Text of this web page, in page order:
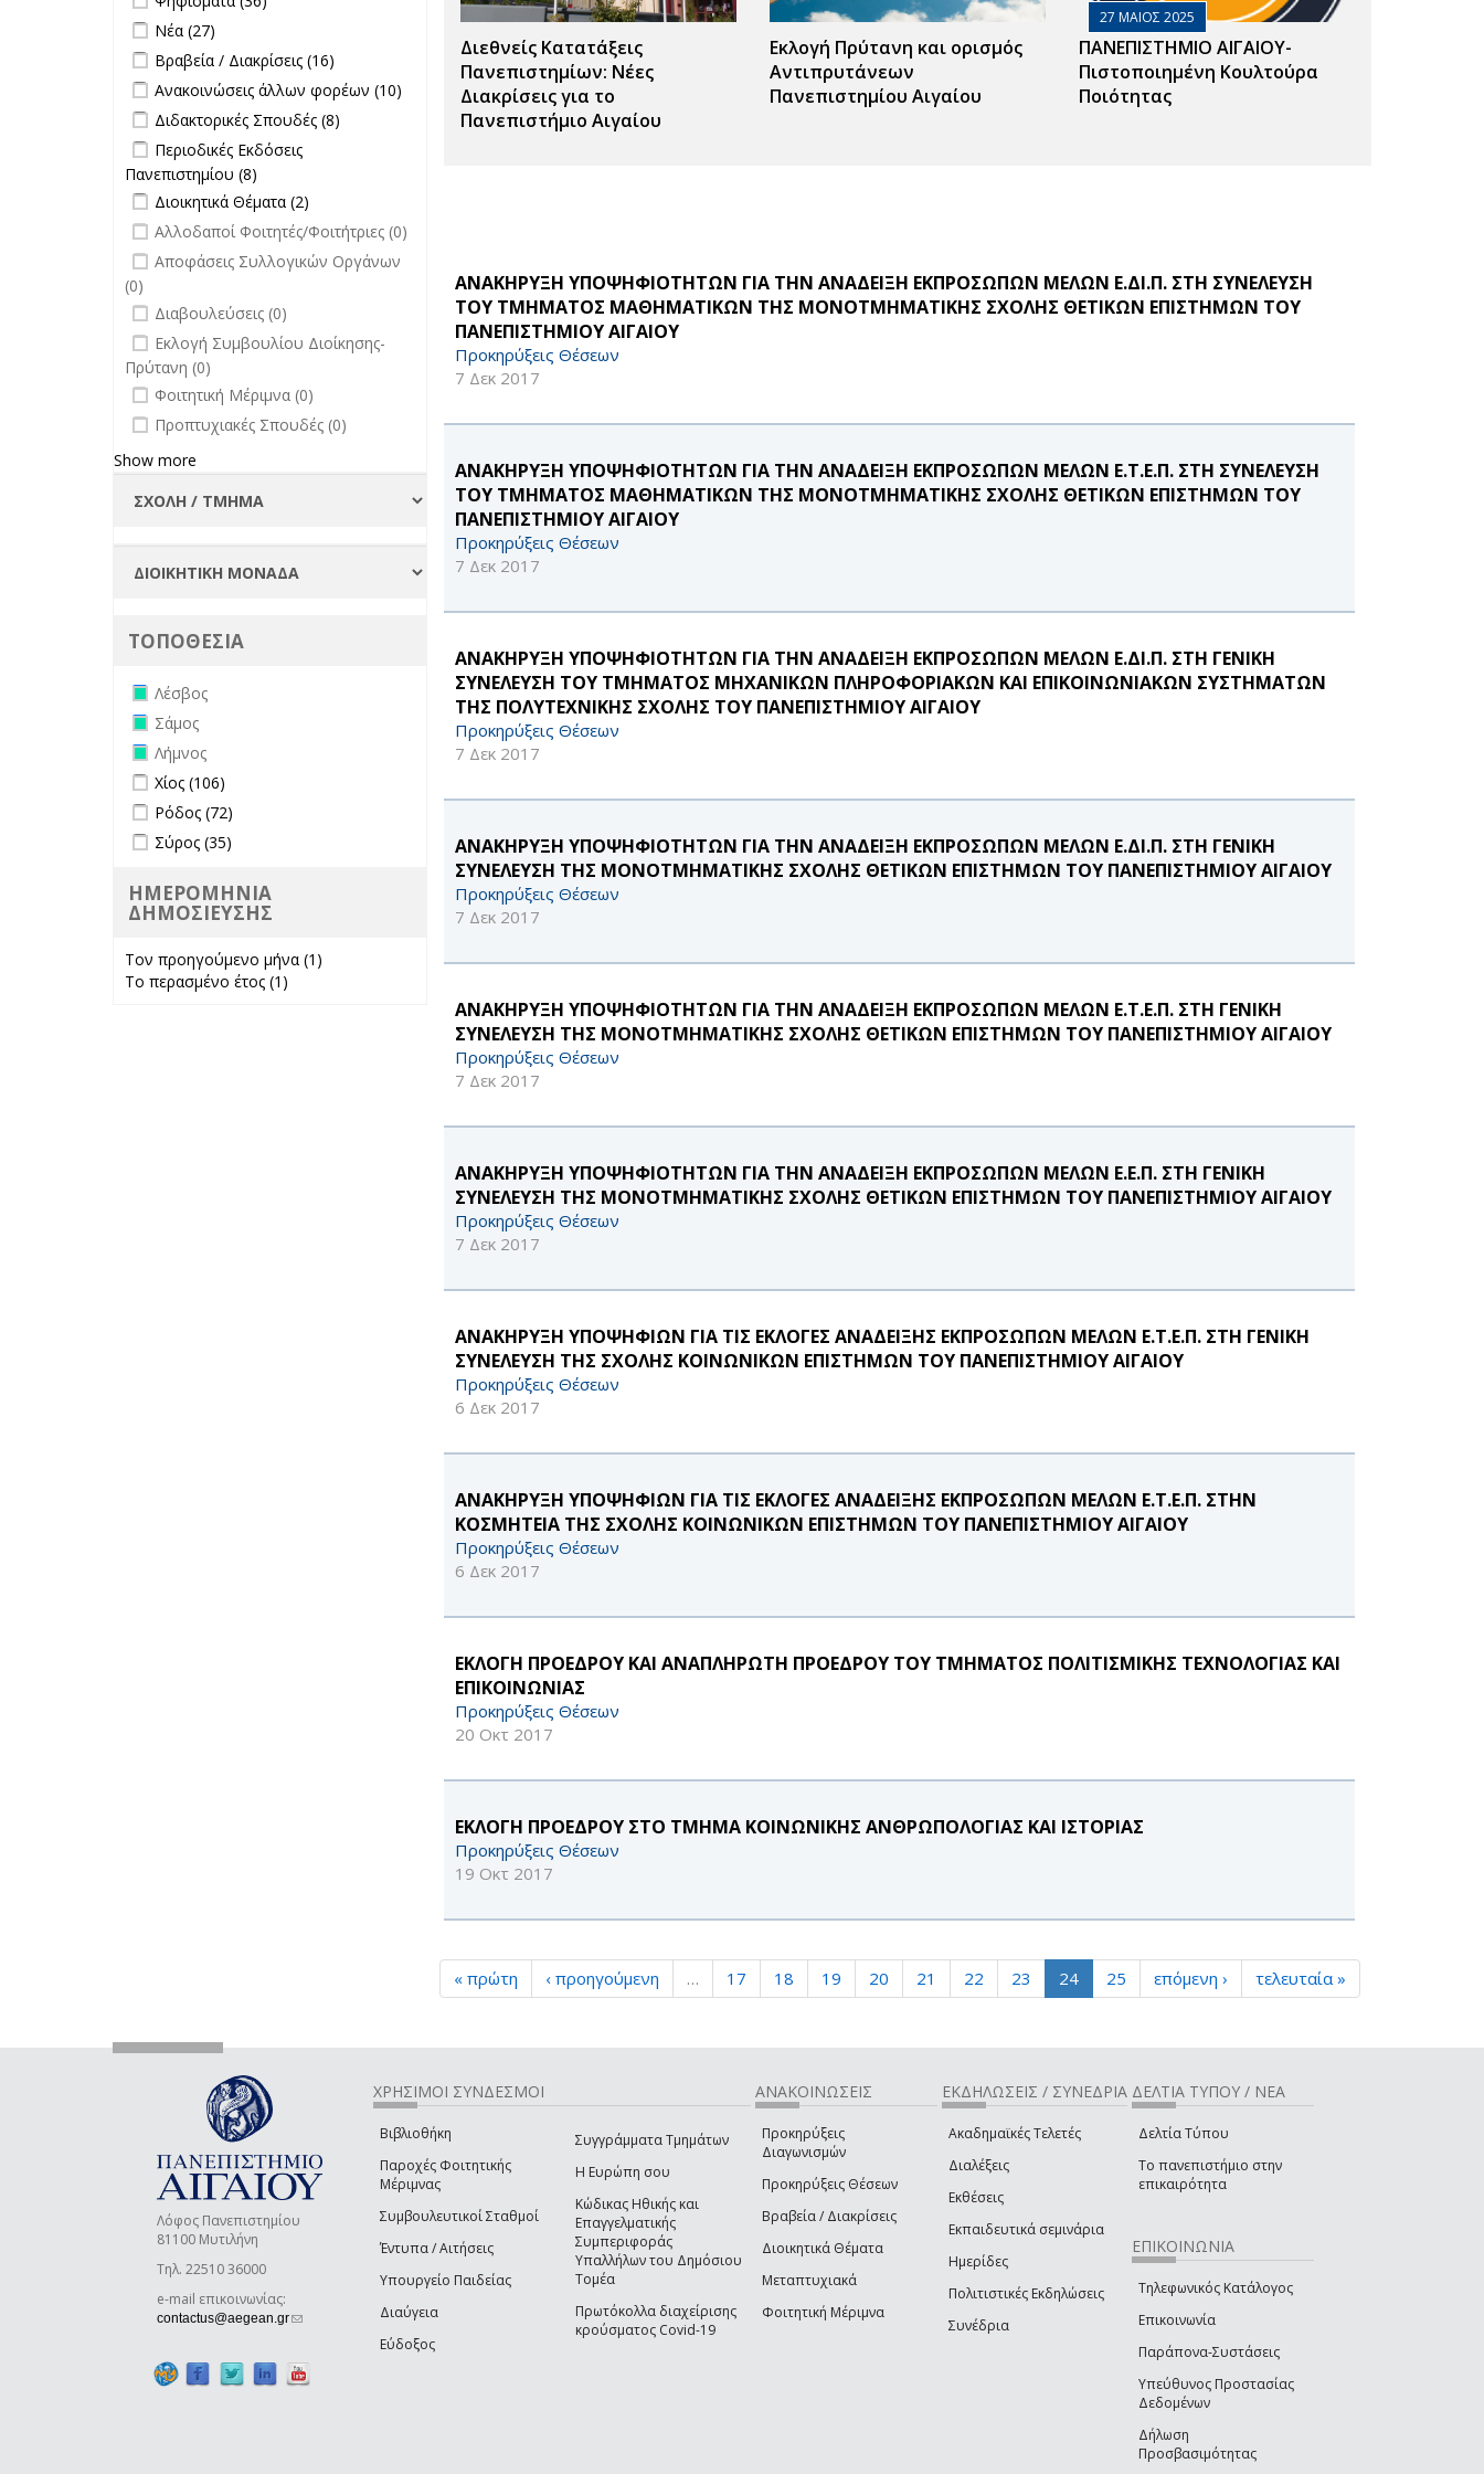
Διεθνείς Κατατάξεις
Πανεπιστημίων: Νέες
Διακρίσεις για το
Πανεπιστήμιο Αιγαίου
Εκλογή Πρύτανη και ορισμός
Αντιπρυτάνεων
Πανεπιστημίου Αιγαίου
27 ΜΑΙΟΣ 2025
ΠΑΝΕΠΙΣΤΗΜΙΟ ΑΙΓΑΙΟΥ-
Πιστοποιημένη Κουλτούρα
Ποιότητας
ΑΝΑΚΗΡΥΞΗ ΥΠΟΨΗΦΙΟΤΗΤΩΝ ΓΙΑ ΤΗΝ ΑΝΑΔΕΙΞΗ ΕΚΠΡΟΣΩΠΩΝ ΜΕΛΩΝ Ε.ΔΙ.Π. ΣΤΗ ΣΥΝΕΛΕΥΣΗ
ΤΟΥ ΤΜΗΜΑΤΟΣ ΜΑΘΗΜΑΤΙΚΩΝ ΤΗΣ ΜΟΝΟΤΜΗΜΑΤΙΚΗΣ ΣΧΟΛΗΣ ΘΕΤΙΚΩΝ ΕΠΙΣΤΗΜΩΝ ΤΟΥ
ΠΑΝΕΠΙΣΤΗΜΙΟΥ ΑΙΓΑΙΟΥ
Προκηρύξεις Θέσεων
7 Δεκ 2017
ΑΝΑΚΗΡΥΞΗ ΥΠΟΨΗΦΙΟΤΗΤΩΝ ΓΙΑ ΤΗΝ ΑΝΑΔΕΙΞΗ ΕΚΠΡΟΣΩΠΩΝ ΜΕΛΩΝ Ε.Τ.Ε.Π. ΣΤΗ ΣΥΝΕΛΕΥΣΗ
ΤΟΥ ΤΜΗΜΑΤΟΣ ΜΑΘΗΜΑΤΙΚΩΝ ΤΗΣ ΜΟΝΟΤΜΗΜΑΤΙΚΗΣ ΣΧΟΛΗΣ ΘΕΤΙΚΩΝ ΕΠΙΣΤΗΜΩΝ ΤΟΥ
ΠΑΝΕΠΙΣΤΗΜΙΟΥ ΑΙΓΑΙΟΥ
Προκηρύξεις Θέσεων
7 Δεκ 2017
ΑΝΑΚΗΡΥΞΗ ΥΠΟΨΗΦΙΟΤΗΤΩΝ ΓΙΑ ΤΗΝ ΑΝΑΔΕΙΞΗ ΕΚΠΡΟΣΩΠΩΝ ΜΕΛΩΝ Ε.ΔΙ.Π. ΣΤΗ ΓΕΝΙΚΗ
ΣΥΝΕΛΕΥΣΗ ΤΟΥ ΤΜΗΜΑΤΟΣ ΜΗΧΑΝΙΚΩΝ ΠΛΗΡΟΦΟΡΙΑΚΩΝ ΚΑΙ ΕΠΙΚΟΙΝΩΝΙΑΚΩΝ ΣΥΣΤΗΜΑΤΩΝ
ΤΗΣ ΠΟΛΥΤΕΧΝΙΚΗΣ ΣΧΟΛΗΣ ΤΟΥ ΠΑΝΕΠΙΣΤΗΜΙΟΥ ΑΙΓΑΙΟΥ
Προκηρύξεις Θέσεων
7 Δεκ 2017
ΑΝΑΚΗΡΥΞΗ ΥΠΟΨΗΦΙΟΤΗΤΩΝ ΓΙΑ ΤΗΝ ΑΝΑΔΕΙΞΗ ΕΚΠΡΟΣΩΠΩΝ ΜΕΛΩΝ Ε.ΔΙ.Π. ΣΤΗ ΓΕΝΙΚΗ
ΣΥΝΕΛΕΥΣΗ ΤΗΣ ΜΟΝΟΤΜΗΜΑΤΙΚΗΣ ΣΧΟΛΗΣ ΘΕΤΙΚΩΝ ΕΠΙΣΤΗΜΩΝ ΤΟΥ ΠΑΝΕΠΙΣΤΗΜΙΟΥ ΑΙΓΑΙΟΥ
Προκηρύξεις Θέσεων
7 Δεκ 2017
ΑΝΑΚΗΡΥΞΗ ΥΠΟΨΗΦΙΟΤΗΤΩΝ ΓΙΑ ΤΗΝ ΑΝΑΔΕΙΞΗ ΕΚΠΡΟΣΩΠΩΝ ΜΕΛΩΝ Ε.Τ.Ε.Π. ΣΤΗ ΓΕΝΙΚΗ
ΣΥΝΕΛΕΥΣΗ ΤΗΣ ΜΟΝΟΤΜΗΜΑΤΙΚΗΣ ΣΧΟΛΗΣ ΘΕΤΙΚΩΝ ΕΠΙΣΤΗΜΩΝ ΤΟΥ ΠΑΝΕΠΙΣΤΗΜΙΟΥ ΑΙΓΑΙΟΥ
Προκηρύξεις Θέσεων
7 Δεκ 2017
ΑΝΑΚΗΡΥΞΗ ΥΠΟΨΗΦΙΟΤΗΤΩΝ ΓΙΑ ΤΗΝ ΑΝΑΔΕΙΞΗ ΕΚΠΡΟΣΩΠΩΝ ΜΕΛΩΝ Ε.Ε.Π. ΣΤΗ ΓΕΝΙΚΗ
ΣΥΝΕΛΕΥΣΗ ΤΗΣ ΜΟΝΟΤΜΗΜΑΤΙΚΗΣ ΣΧΟΛΗΣ ΘΕΤΙΚΩΝ ΕΠΙΣΤΗΜΩΝ ΤΟΥ ΠΑΝΕΠΙΣΤΗΜΙΟΥ ΑΙΓΑΙΟΥ
Προκηρύξεις Θέσεων
7 Δεκ 2017
ΑΝΑΚΗΡΥΞΗ ΥΠΟΨΗΦΙΩΝ ΓΙΑ ΤΙΣ ΕΚΛΟΓΕΣ ΑΝΑΔΕΙΞΗΣ ΕΚΠΡΟΣΩΠΩΝ ΜΕΛΩΝ Ε.Τ.Ε.Π. ΣΤΗ ΓΕΝΙΚΗ
ΣΥΝΕΛΕΥΣΗ ΤΗΣ ΣΧΟΛΗΣ ΚΟΙΝΩΝΙΚΩΝ ΕΠΙΣΤΗΜΩΝ ΤΟΥ ΠΑΝΕΠΙΣΤΗΜΙΟΥ ΑΙΓΑΙΟΥ
Προκηρύξεις Θέσεων
6 Δεκ 2017
ΑΝΑΚΗΡΥΞΗ ΥΠΟΨΗΦΙΩΝ ΓΙΑ ΤΙΣ ΕΚΛΟΓΕΣ ΑΝΑΔΕΙΞΗΣ ΕΚΠΡΟΣΩΠΩΝ ΜΕΛΩΝ Ε.Τ.Ε.Π. ΣΤΗΝ
ΚΟΣΜΗΤΕΙΑ ΤΗΣ ΣΧΟΛΗΣ ΚΟΙΝΩΝΙΚΩΝ ΕΠΙΣΤΗΜΩΝ ΤΟΥ ΠΑΝΕΠΙΣΤΗΜΙΟΥ ΑΙΓΑΙΟΥ
Προκηρύξεις Θέσεων
6 Δεκ 2017
ΕΚΛΟΓΗ ΠΡΟΕΔΡΟΥ ΚΑΙ ΑΝΑΠΛΗΡΩΤΗ ΠΡΟΕΔΡΟΥ ΤΟΥ ΤΜΗΜΑΤΟΣ ΠΟΛΙΤΙΣΜΙΚΗΣ ΤΕΧΝΟΛΟΓΙΑΣ ΚΑΙ
ΕΠΙΚΟΙΝΩΝΙΑΣ
Προκηρύξεις Θέσεων
20 Οκτ 2017
ΕΚΛΟΓΗ ΠΡΟΕΔΡΟΥ ΣΤΟ ΤΜΗΜΑ ΚΟΙΝΩΝΙΚΗΣ ΑΝΘΡΩΠΟΛΟΓΙΑΣ ΚΑΙ ΙΣΤΟΡΙΑΣ
Προκηρύξεις Θέσεων
19 Οκτ 2017
« πρώτη ‹ προηγούμενη … 17 18 19 20 21 22 23 24 25 επόμενη › τελευταία »
Apply Νέα filter
Νέα (27)
Apply Βραβεία / Διακρίσεις filter
Βραβεία / Διακρίσεις (16)
Διακρίσεις
filter
Apply Ανακοινώσεις άλλων φορέων
filter
Ανακοινώσεις άλλων φορέων (10)
Ανακοινώσεις
Apply Διδακτορικές Σπουδές filter
Διδακτορικές Σπουδές (8)
Apply Περιοδικές Εκδόσεις
Πανεπιστημίου filter
Περιοδικές Εκδόσεις
Πανεπιστημίου (8)
Εκδόσεις
Πανεπιστημίου filter
Apply Διοικητικά Θέματα filter
Διοικητικά Θέματα (2)
undefined
Αλλοδαποί Φοιτητές/Φοιτήτριες (0)
undefined
Αποφάσεις Συλλογικών Οργάνων
(0)
undefined
Διαβουλεύσεις (0)
undefined
Εκλογή Συμβουλίου Διοίκησης-
Πρύτανη (0)
undefined
Φοιτητική Μέριμνα (0)
undefined
Προπτυχιακές Σπουδές (0)
Show more
ΤΟΠΟΘΕΣΙΑ
Remove Λέσβος filter
Λέσβος
Remove Σάμος filter
Σάμος
Remove Λήμνος filter
Λήμνος
Apply Χίος filter
Χίος (106)
Apply Ρόδος filter
Ρόδος (72)
Apply Σύρος filter
Σύρος (35)
ΗΜΕΡΟΜΗΝΙΑ
ΔΗΜΟΣΙΕΥΣΗΣ
Τον προηγούμενο μήνα (1)
Το περασμένο έτος (1)
Λόφος Πανεπιστημίου
81100 Μυτιλήνη
Τηλ. 22510 36000
e-mail επικοινωνίας:
contactus@aegean.gr(link sends e-mail)
ΧΡΗΣΙΜΟΙ ΣΥΝΔΕΣΜΟΙ
Βιβλιοθήκη
Παροχές Φοιτητικής
Μέριμνας
Συμβουλευτικοί Σταθμοί
Έντυπα / Αιτήσεις
Υπουργείο Παιδείας
Διαύγεια
Εύδοξος
Συγγράμματα Τμημάτων
Η Ευρώπη σου
Κώδικας Ηθικής και
Επαγγελματικής
Συμπεριφοράς
Υπαλλήλων του Δημόσιου
Τομέα
Πρωτόκολλα διαχείρισης
κρούσματος Covid-19
ΑΝΑΚΟΙΝΩΣΕΙΣ
Προκηρύξεις
Διαγωνισμών
Προκηρύξεις Θέσεων
Βραβεία / Διακρίσεις
Διοικητικά Θέματα
Μεταπτυχιακά
Φοιτητική Μέριμνα
ΕΚΔΗΛΩΣΕΙΣ / ΣΥΝΕΔΡΙΑ
Ακαδημαϊκές Τελετές
Διαλέξεις
Εκθέσεις
Εκπαιδευτικά σεμινάρια
Ημερίδες
Πολιτιστικές Εκδηλώσεις
Συνέδρια
ΔΕΛΤΙΑ ΤΥΠΟΥ / ΝΕΑ
Δελτία Τύπου
Το πανεπιστήμιο στην
επικαιρότητα
ΕΠΙΚΟΙΝΩΝΙΑ
Τηλεφωνικός Κατάλογος
Επικοινωνία
Παράπονα-Συστάσεις
Υπεύθυνος Προστασίας
Δεδομένων
Δήλωση
Προσβασιμότητας